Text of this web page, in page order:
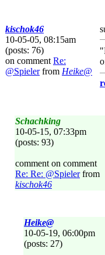
kischok46
10-05-05, 08:15am
(posts: 76)
on comment Re:
@Spielerfrom Heike@
Schachking
10-05-15, 07:33pm
(posts: 93)
comment on comment
Re: Re: @Spielerfrom
kischok46
Heike@
10-05-19, 06:00pm
(posts: 27)